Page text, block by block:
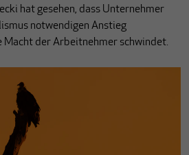
hat gesehen, dass Unternehmer
notwendigen Anstieg
Macht der Arbeitnehmer schwindet.